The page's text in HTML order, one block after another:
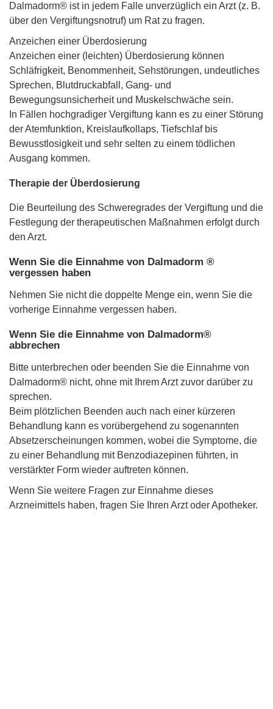
Dalmadorm® ist in jedem Falle unverzüglich ein Arzt (z. B.
über den Vergiftungsnotruf) um Rat zu fragen.
Anzeichen einer Überdosierung
Anzeichen einer (leichten) Überdosierung können
Schläfrigkeit, Benommenheit, Sehstörungen, undeutliches
Sprechen, Blutdruckabfall, Gang- und
Bewegungsunsicherheit und Muskelschwäche sein.
In Fällen hochgradiger Vergiftung kann es zu einer Störung
der Atemfunktion, Kreislaufkollaps, Tiefschlaf bis
Bewusstlosigkeit und sehr selten zu einem tödlichen
Ausgang kommen.
Therapie der Überdosierung
Die Beurteilung des Schweregrades der Vergiftung und die
Festlegung der therapeutischen Maßnahmen erfolgt durch
den Arzt.
Wenn Sie die Einnahme von Dalmadorm ®
vergessen haben
Nehmen Sie nicht die doppelte Menge ein, wenn Sie die
vorherige Einnahme vergessen haben.
Wenn Sie die Einnahme von Dalmadorm®
abbrechen
Bitte unterbrechen oder beenden Sie die Einnahme von
Dalmadorm® nicht, ohne mit Ihrem Arzt zuvor darüber zu
sprechen.
Beim plötzlichen Beenden auch nach einer kürzeren
Behandlung kann es vorübergehend zu sogenannten
Absetzerscheinungen kommen, wobei die Symptome, die
zu einer Behandlung mit Benzodiazepinen führten, in
verstärkter Form wieder auftreten können.
Wenn Sie weitere Fragen zur Einnahme dieses
Arzneimittels haben, fragen Sie Ihren Arzt oder Apotheker.